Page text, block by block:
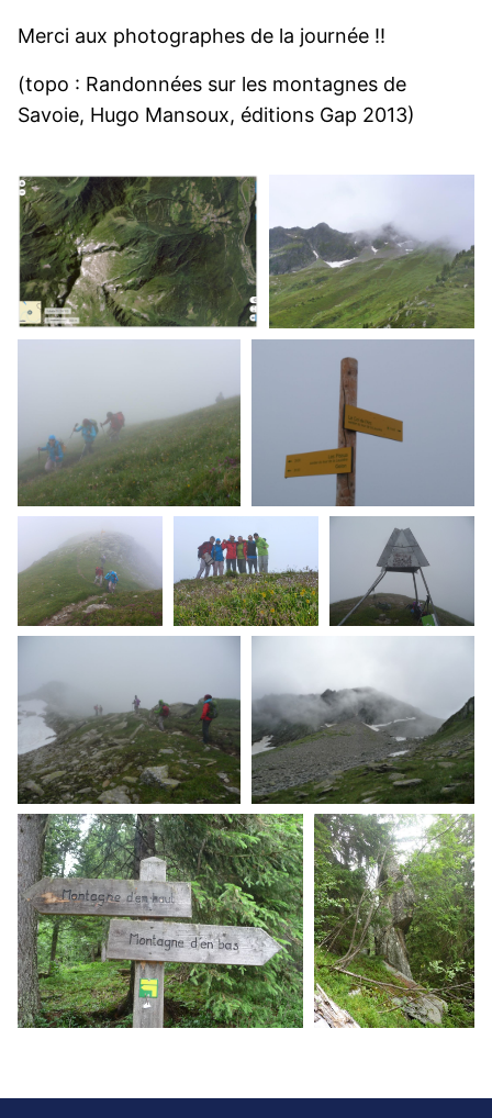
Merci aux photographes de la journée !!
(topo : Randonnées sur les montagnes de
Savoie, Hugo Mansoux, éditions Gap 2013)